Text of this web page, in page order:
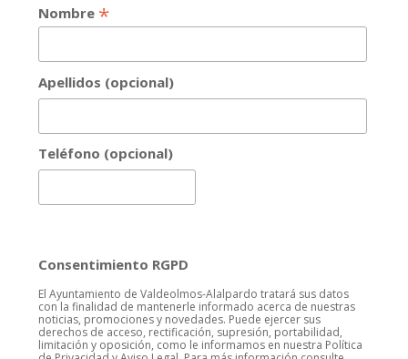
Nombre *
Apellidos (opcional)
Teléfono (opcional)
Consentimiento RGPD
El Ayuntamiento de Valdeolmos-Alalpardo tratará sus datos
con la finalidad de mantenerle informado acerca de nuestras
noticias, promociones y novedades. Puede ejercer sus
derechos de acceso, rectificación, supresión, portabilidad,
limitación y oposición, como le informamos en nuestra Política